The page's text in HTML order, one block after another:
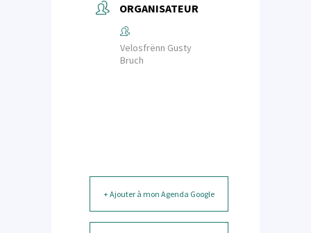
ORGANISATEUR
Velosfrënn Gusty
Bruch
+ Ajouter à mon Agenda Google